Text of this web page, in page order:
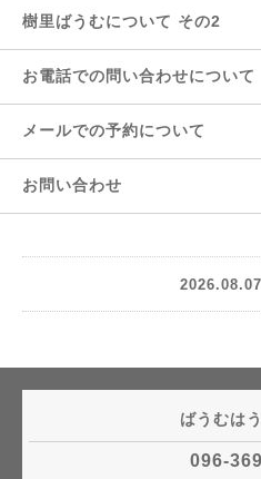
樹里ばうむについて その2
お電話での問い合わせについて
メールでの予約について
お問い合わせ
ばうむは
096-